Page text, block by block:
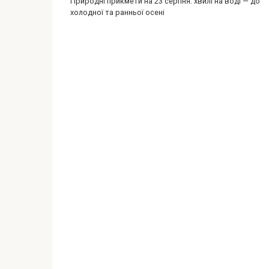
холодної та ранньої осені